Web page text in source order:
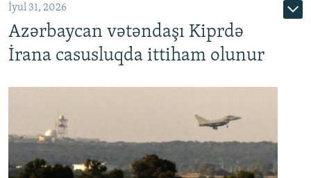
İyul 31, 2026
Azərbaycan vətəndaşı Kiprdə
İrana casusluqda ittiham olunur